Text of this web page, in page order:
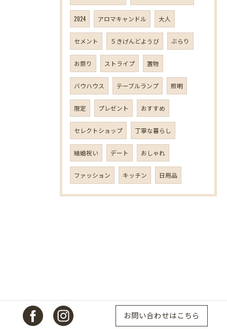
2024 アロマキャンドル 大人
セメント ５きげんどようび ぶらり
お祭り ストライプ 置物
バウハウス テーブルランプ 照明
限定 プレゼント おすすめ
セレクトショップ 丁寧な暮らし
結婚祝い デート おしゃれ
ファッション キッチン 日用品
お問い合わせはこちら